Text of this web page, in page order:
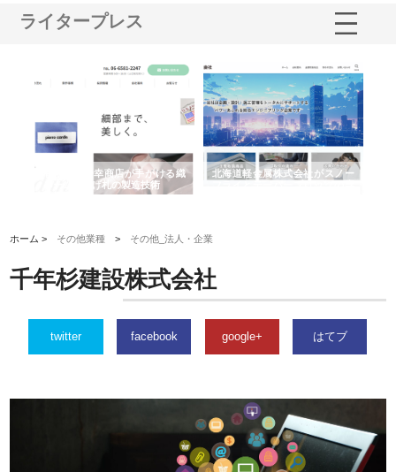
ライタープレス
有限会社松幸商店が手がける織
ネームと下げ札の製造技術
北海道軽金属株式会社がスノー
ホーム > その他業種 > その他_法人・企業
千年杉建設株式会社
twitter facebook google+ はてブ